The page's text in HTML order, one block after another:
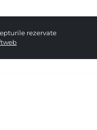
rezervate